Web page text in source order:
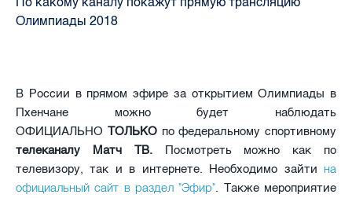
Олимпиады 2018
В России в прямом эфире за открытием Олимпиады в
Пхенчане можно будет наблюдать
ОФИЦИАЛЬНО ТОЛЬКОпо федеральному спортивному
телеканалу Матч ТВ.Посмотреть можно как по
телевизору, так и в интернете. Необходимо зайти на
официальный сайт в раздел "Эфир". Также мероприятие